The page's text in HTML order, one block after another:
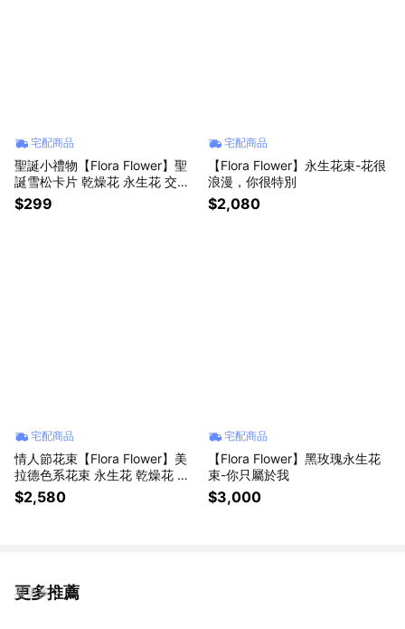
宅配商品
聖誕小禮物【Flora Flower】聖
誕雪松卡片 乾燥花 永生花 交互
禮物 生日 聖誕
$299
宅配商品
【Flora Flower】永生花束-花很
浪漫，你很特別
$2,080
宅配商品
情人節花束【Flora Flower】美
拉德色系花束 永生花 乾燥花 生
日 情人節 禮物
$2,580
宅配商品
【Flora Flower】黑玫瑰永生花
束-你只屬於我
$3,000
更多推薦
看更多